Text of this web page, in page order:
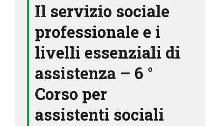
ATTIVITÀ E PROGETTI
RISORSE
NEWS
DONA ORA
IL MIO ACCOUNT
CARRELLO
Il servizio sociale
professionale e i
livelli essenziali di
assistenza – 6 °
Corso per
assistenti sociali